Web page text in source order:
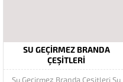
SU GEÇIRMEZ BRANDA
ÇEŞITLERI
Su Geçirmez Branda Çeşitleri Su